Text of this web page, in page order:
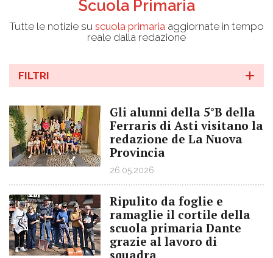
Scuola Primaria
Tutte le notizie su scuola primaria aggiornate in tempo
reale dalla redazione
FILTRI
Gli alunni della 5°B della
Ferraris di Asti visitano la
redazione de La Nuova
Provincia
26.05.2026
Ripulito da foglie e
ramaglie il cortile della
scuola primaria Dante
grazie al lavoro di
squadra